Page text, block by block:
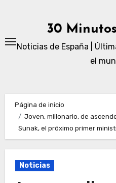
30
Noticias de España |
el
Página de inicio
Joven, millonario, de
Sunak, el próximo primer
Noticias